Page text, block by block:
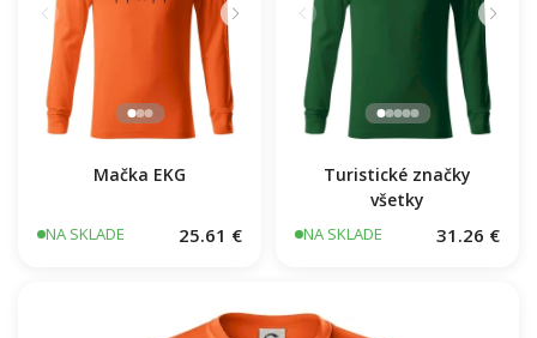
Mačka EKG
Turistické značky
všetky